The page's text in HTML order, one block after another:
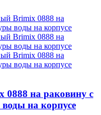
0888 на раковину с
на корпусе